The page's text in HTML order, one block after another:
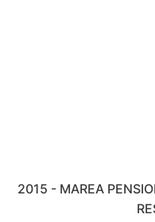
2015 - MAREA